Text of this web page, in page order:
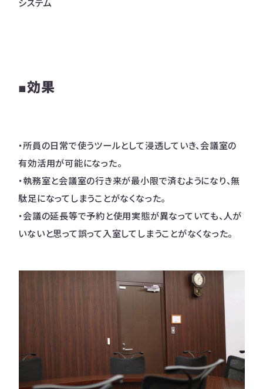
システム
■効果
・所員の日常で使うツールとして浸透していき、会議室の
有効活用が可能になった。
・執務室と会議室の行き来が最小限で済むようになり、無
駄足になってしまうことがなくなった。
・会議の延長等で予約と使用実態が異なっていても、人が
いないと思って誤って入室してしまうことがなくなった。